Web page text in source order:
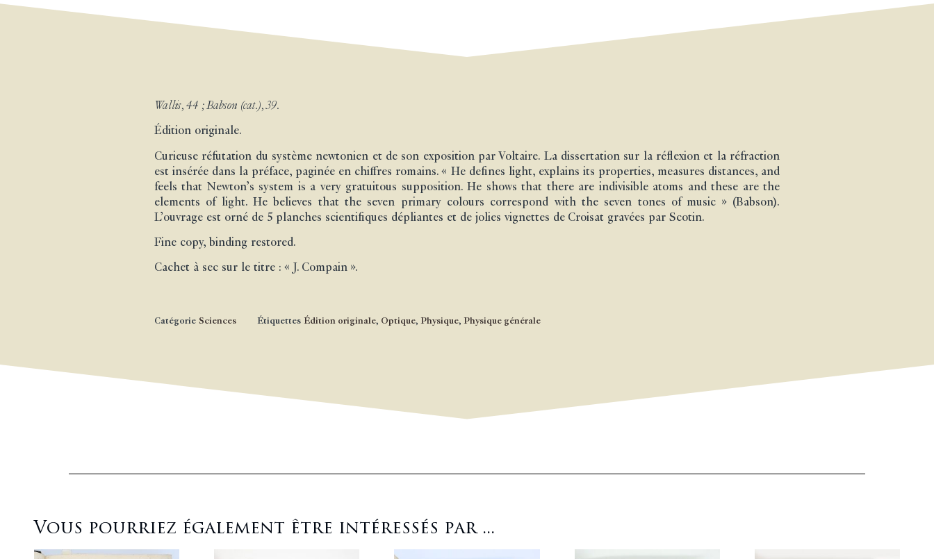
Wallis, 44 ; Babson (cat.), 39.
Édition originale.
Curieuse réfutation du système newtonien et de son exposition par Voltaire. La dissertation sur la réflexion et la réfraction
est insérée dans la préface, paginée en chiffres romains. « He defines light, explains its properties, measures distances, and
feels that Newton’s system is a very gratuitous supposition. He shows that there are indivisible atoms and these are the
elements of light. He believes that the seven primary colours correspond with the seven tones of music » (Babson).
L’ouvrage est orné de 5 planches scientifiques dépliantes et de jolies vignettes de Croisat gravées par Scotin.
Fine copy, binding restored.
Cachet à sec sur le titre : « J. Compain ».
Catégorie Sciences Étiquettes Édition originale, Optique, Physique, Physique générale
Vous pourriez également être intéressés par ...